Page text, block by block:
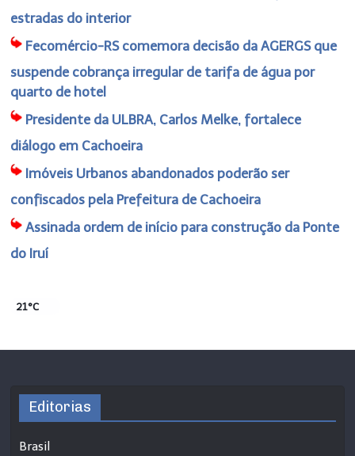
estradas do interior
Fecomércio-RS comemora decisão da AGERGS que
suspende cobrança irregular de tarifa de água por
quarto de hotel
Presidente da ULBRA, Carlos Melke, fortalece
diálogo em Cachoeira
Imóveis Urbanos abandonados poderão ser
confiscados pela Prefeitura de Cachoeira
Assinada ordem de início para construção da Ponte
do Iruí
21°C
Editorias
Brasil